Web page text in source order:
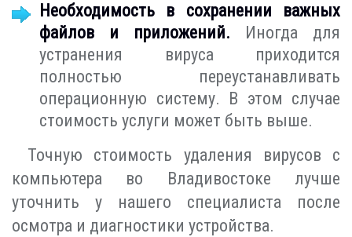
Необходимость в сохранении важных
файлов и приложений. Иногда для
устранения вируса приходится
полностью переустанавливать
операционную систему. В этом случае
стоимость услуги может быть выше.
Точную стоимость удаления вирусов с
компьютера во Владивостоке лучше
уточнить у нашего специалиста после
осмотра и диагностики устройства.